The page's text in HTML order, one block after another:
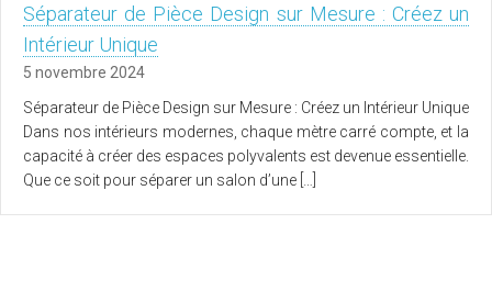
Séparateur de Pièce Design sur Mesure : Créez un
Intérieur Unique
5 novembre 2024
Séparateur de Pièce Design sur Mesure : Créez un Intérieur Unique
Dans nos intérieurs modernes, chaque mètre carré compte, et la
capacité à créer des espaces polyvalents est devenue essentielle.
Que ce soit pour séparer un salon d’une […]